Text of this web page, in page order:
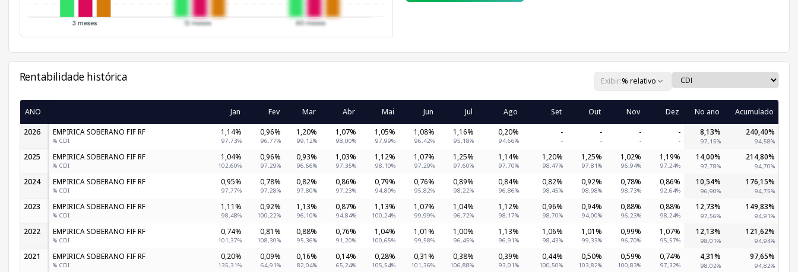
Rentabilidade histórica Exibir:% relativo
ANO Jan Fev Mar Abr Mai Jun Jul Ago Set Out Nov Dez No ano
Acumulado
2026
EMPIRICA SOBERANO FIF RF
% CDI
1,14%
97,73%
0,96%
96,77%
1,20%
99,12%
1,07%
98,00%
1,05%
97,99%
1,08%
96,42%
1,16%
95,18%
0,20%
94,66%
-
-
-
-
-
-
-
-
8,13%
97,15%
240,40%
94,58%
2025 EMPIRICA SOBERANO FIF RF
% CDI
1,04%
102,60%
0,96%
97,29%
0,93%
96,66%
1,03%
97,35%
1,12%
98,10%
1,07%
97,29%
1,25%
97,60%
1,14%
97,70%
1,20%
98,47%
1,25%
97,81%
1,02%
96,94%
1,19%
97,24%
14,00%
97,78%
214,80%
94,70%
2024 EMPIRICA SOBERANO FIF RF
% CDI
0,95%
97,77%
0,78%
97,28%
0,82%
97,80%
0,86%
97,23%
0,79%
94,80%
0,76%
95,82%
0,89%
98,22%
0,84%
96,86%
0,82%
98,45%
0,92%
98,98%
0,78%
98,73%
0,86%
92,64%
10,54%
96,90%
176,15%
94,75%
2023 EMPIRICA SOBERANO FIF RF
% CDI
1,11%
98,48%
0,92%
100,22%
1,13%
96,10%
0,87%
94,84%
1,13%
100,24%
1,07%
99,99%
1,04%
96,72%
1,12%
98,17%
0,96%
98,70%
0,94%
94,00%
0,88%
96,23%
0,88%
98,24%
12,73%
97,56%
149,83%
94,91%
2022 EMPIRICA SOBERANO FIF RF
% CDI
0,74%
101,37%
0,81%
108,30%
0,88%
95,36%
0,76%
91,20%
1,04%
100,65%
1,01%
99,58%
1,00%
96,45%
1,13%
96,91%
1,06%
98,43%
1,01%
99,33%
0,99%
96,70%
1,07%
95,57%
12,13%
98,01%
121,62%
94,94%
2021 EMPIRICA SOBERANO FIF RF
% CDI
0,20%
135,31%
0,09%
64,91%
0,16%
82,04%
0,14%
65,24%
0,28%
105,54%
0,31%
101,36%
0,38%
106,88%
0,39%
93,01%
0,44%
100,50%
0,50%
103,82%
0,59%
100,83%
0,74%
97,32%
4,31%
98,02%
97,65%
94,82%